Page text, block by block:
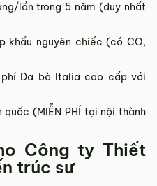
lần trong 5 năm (duy nhất
khẩu nguyên chiếc (có CO,
Da bò Italia cao cấp với
(MIỄN PHÍ tại nội thành
Công ty Thiết
trúc sư